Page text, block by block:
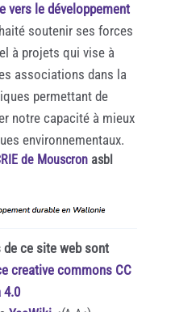
vers le développement
soutenir ses forces
à projets qui vise à
associations dans la
permettant de
notre capacité à mieux
environnementaux.
de Mouscronasbl
ce site web sont
creative commons CC
4.0